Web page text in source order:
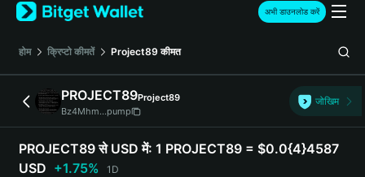
Español (Latinoamérica)
Türkçe
Italiano
简体中文
繁體中文
Português (Portugal)
Bahasa Indonesia
अभी डाउनलोड करें
होम क्रिप्टो कीमतें Project89 कीमत
PROJECT89Project89
Bz4Mhm...pump
जोखिम
PROJECT89 से USD में: 1 PROJECT89 = $0.0{4}4587
USD +1.75% 1D